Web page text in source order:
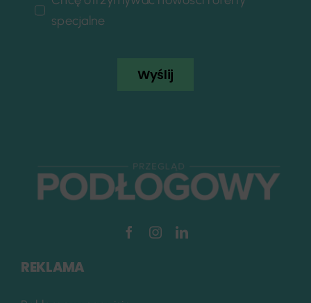
specjalne
Wyślij
REKLAMA